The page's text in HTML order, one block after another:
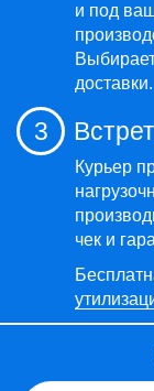
и под
доставки.
3
Курьер
чек и